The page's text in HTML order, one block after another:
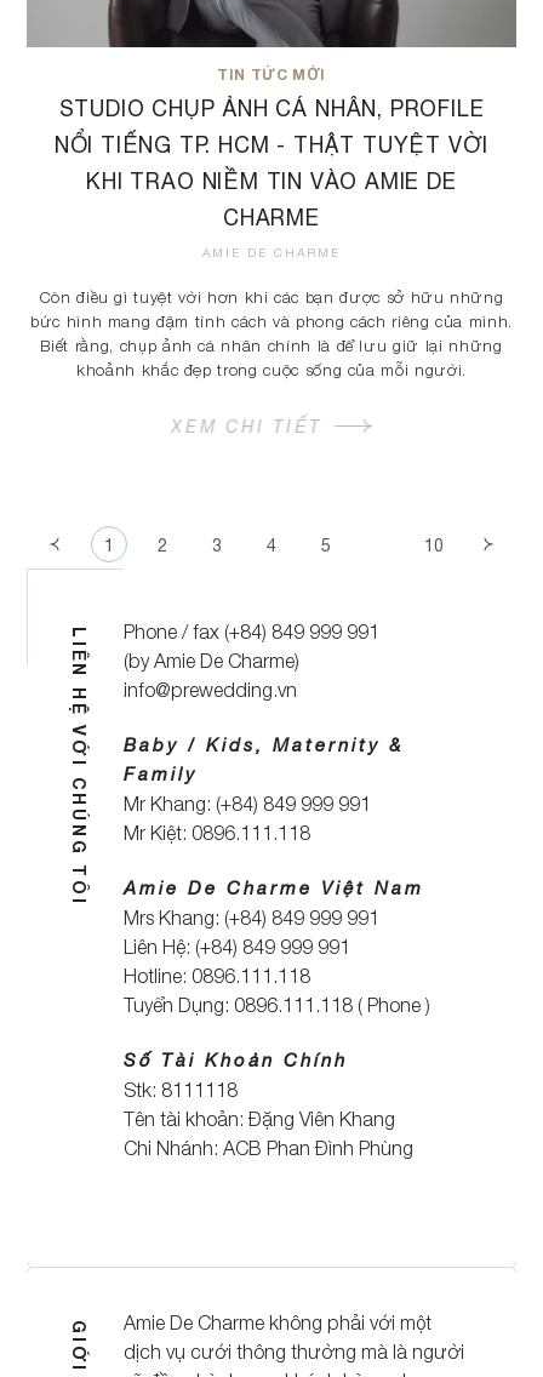
TIN TỨC MỚI
STUDIO CHỤP ẢNH CÁ NHÂN, PROFILE
NỔI TIẾNG TP. HCM - THẬT TUYỆT VỜI
KHI TRAO NIỀM TIN VÀO AMIE DE
CHARME
AMIE DE CHARME
Còn điều gì tuyệt vời hơn khi các bạn được sở hữu những
bức hình mang đậm tính cách và phong cách riêng của mình.
Biết rằng, chụp ảnh cá nhân chính là để lưu giữ lại những
khoảnh khắc đẹp trong cuộc sống của mỗi người.
XEM CHI TIẾT
1 2 3 4 5 10
LIÊN HỆ VỚI CHÚNG TÔI
Phone / fax (+84) 849 999 991
(by Amie De Charme)
info@prewedding.vn
Baby / Kids, Maternity &
Family
Mr Khang: (+84) 849 999 991
Mr Kiệt: 0896.111.118
Amie De Charme Việt Nam
Mrs Khang: (+84) 849 999 991
Liên Hệ: (+84) 849 999 991
Hotline: 0896.111.118
Tuyển Dụng: 0896.111.118 ( Phone )
Số Tài Khoản Chính
Stk: 8111118
Tên tài khoản: Đặng Viên Khang
Chi Nhánh: ACB Phan Đình Phùng
Amie De Charme không phải với một
dịch vụ cưới thông thường mà là người